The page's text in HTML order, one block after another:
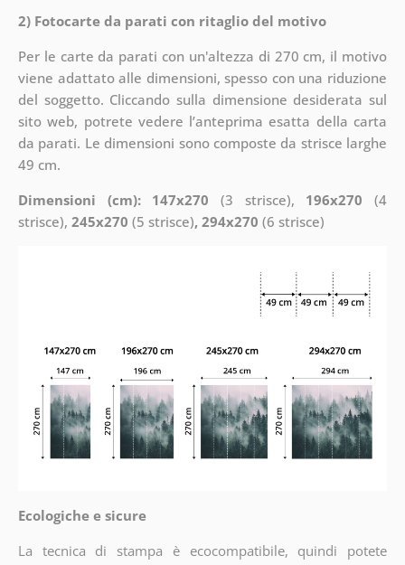
2) Fotocarte da parati con ritaglio del motivo
Per le carte da parati con un'altezza di 270 cm, il motivo
viene adattato alle dimensioni, spesso con una riduzione
del soggetto. Cliccando sulla dimensione desiderata sul
sito web, potrete vedere l’anteprima esatta della carta
da parati. Le dimensioni sono composte da strisce larghe
49 cm.
Dimensioni (cm): 147x270 (3 strisce), 196x270 (4
strisce), 245x270 (5 strisce), 294x270 (6 strisce)
Ecologiche e sicure
La tecnica di stampa è ecocompatibile, quindi potete